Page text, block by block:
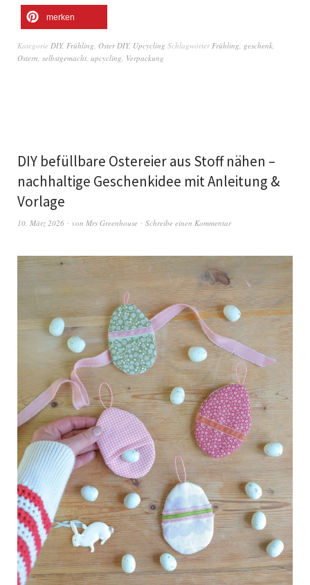
merken
Kategorie DIY, Frühling, Oster DIY, Upcycling SchlagwörterFrühling, geschenk,
Ostern, selbstgemacht, upcycling, Verpackung
DIY befüllbare Ostereier aus Stoff nähen –
nachhaltige Geschenkidee mit Anleitung &
Vorlage
10. März 2026 von Mrs Greenhouse Schreibe einen Kommentar